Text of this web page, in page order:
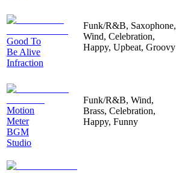
Good To
Be Alive
Infraction
Funk/R&B, Saxophone,
Wind, Celebration,
Happy, Upbeat, Groovy
Motion
Meter
BGM
Studio
Funk/R&B, Wind,
Brass, Celebration,
Happy, Funny